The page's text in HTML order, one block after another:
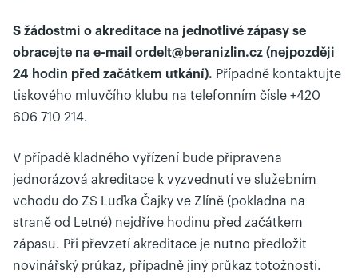
S žádostmi o akreditace na jednotlivé zápasy se
obracejte na e-mail ordelt@beranizlin.cz (nejpozději
24 hodin před začátkem utkání). Případně kontaktujte
tiskového mluvčího klubu na telefonním čísle +420
606 710 214.
V případě kladného vyřízení bude připravena
jednorázová akreditace k vyzvednutí ve služebním
vchodu do ZS Luďka Čajky ve Zlíně (pokladna na
straně od Letné) nejdříve hodinu před začátkem
zápasu. Při převzetí akreditace je nutno předložit
novinářský průkaz, případně jiný průkaz totožnosti.